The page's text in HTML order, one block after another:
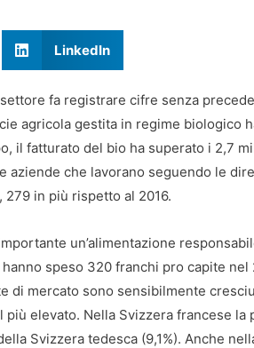
LinkedIn
fa registrare cifre senza
agricola gestita in regime biologico
il fatturato del bio ha superato i 2,7
aziende che lavorano seguendo le
in più rispetto al 2016.
un’alimentazione
speso 320 franchi pro capite nel
di mercato sono sensibilmente
più elevato. Nella Svizzera francese
Svizzera tedesca (9,1%). Anche